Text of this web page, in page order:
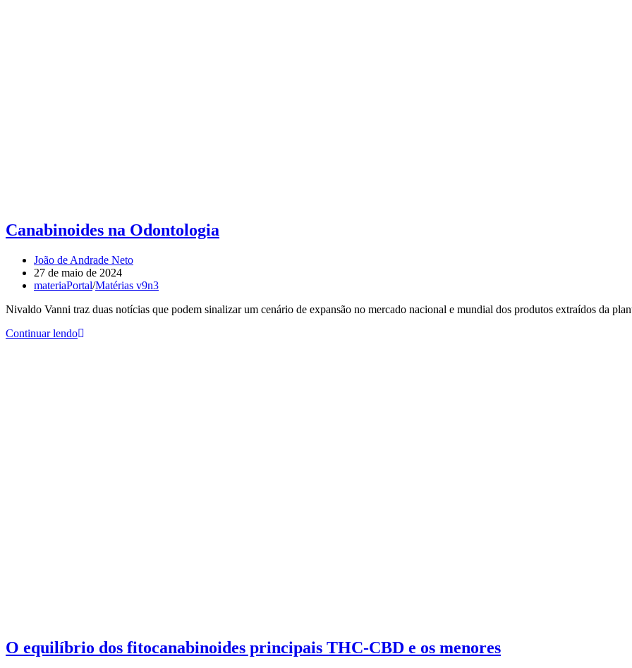
Canabinoides na Odontologia
João de Andrade Neto
27 de maio de 2024
materiaPortal/Matérias v9n3
Nivaldo Vanni traz duas notícias que podem sinalizar um cenário de expansão no mercado nacional e mundial dos produtos extraídos da
Continuar lendo
O equilíbrio dos fitocanabinoides principais THC-CBD e os menores